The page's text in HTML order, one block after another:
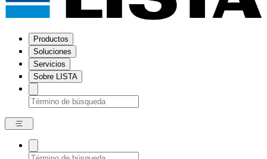
Productos
Soluciones
Servicios
Sobre LISTA